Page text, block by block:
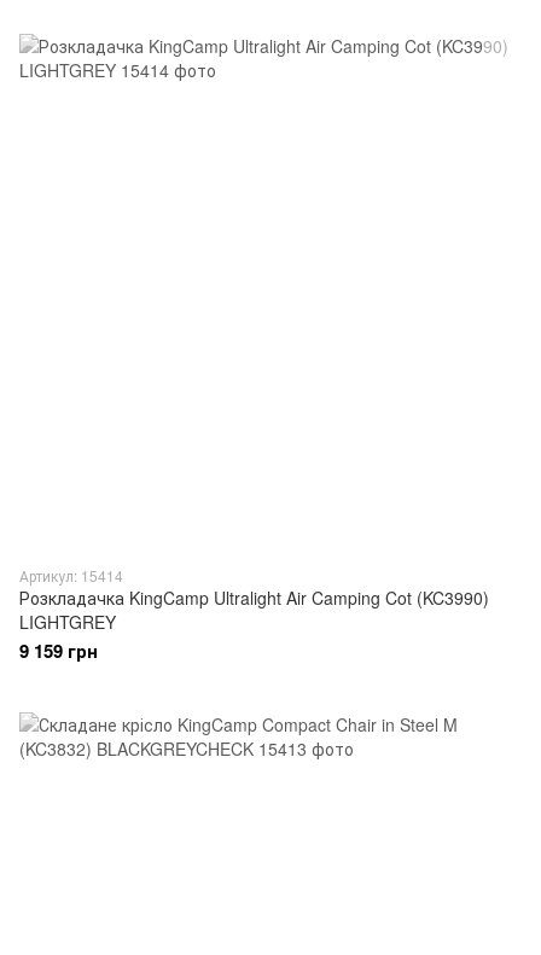
Артикул: 15414
Розкладачка KingCamp Ultralight Air Camping Cot (KC3990)
LIGHTGREY
9 159 грн